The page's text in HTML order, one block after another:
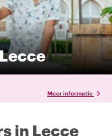
Meer informatie
in Lecce